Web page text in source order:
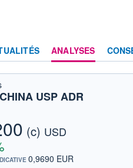
ANALYSES
USP ADR
(c) USD
0,9690 EUR